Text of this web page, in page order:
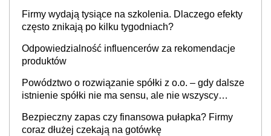
Firmy wydają tysiące na szkolenia. Dlaczego efekty
często znikają po kilku tygodniach?
Odpowiedzialność influencerów za rekomendacje
produktów
Powództwo o rozwiązanie spółki z o.o. – gdy dalsze
istnienie spółki nie ma sensu, ale nie wszyscy
Bezpieczny zapas czy finansowa pułapka? Firmy
coraz dłużej czekają na gotówkę